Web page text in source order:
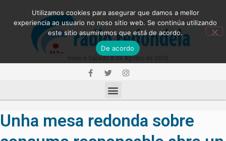
Unha mesa redonda sobre
Utilizamos cookies para asegurar que damos a mellor
experiencia ao usuario no noso sitio web. Se continúa utilizando
este sitio asumiremos que está de acordo.
De acordo